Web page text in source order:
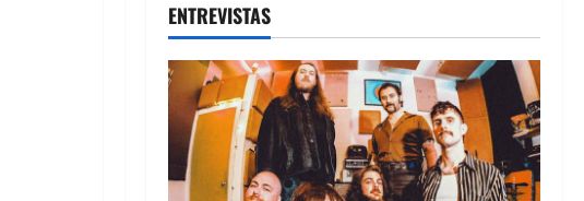
ENTREVISTAS